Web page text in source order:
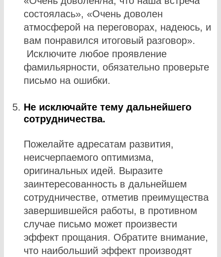
состоялась», «Очень доволен
атмосферой на переговорах, надеюсь, и
вам понравился итоговый разговор».
Исключите любое проявление
фамильярности, обязательно проверьте
письмо на ошибки.
Не исключайте тему дальнейшего
сотрудничества.
Пожелайте адресатам развития,
неисчерпаемого оптимизма,
оригинальных идей. Выразите
заинтересованность в дальнейшем
сотрудничестве, отметив преимущества
завершившейся работы, в противном
случае письмо может произвести
эффект прощания. Обратите внимание,
что наибольший эффект производят